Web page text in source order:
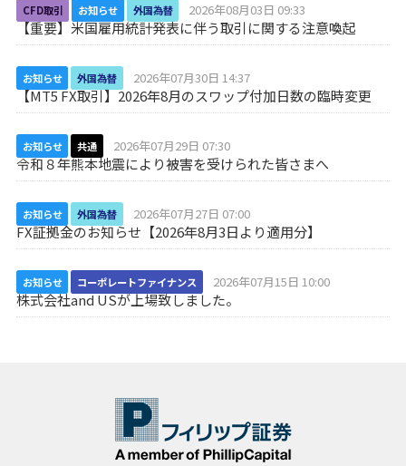
CFD取引 お知らせ 外国為替 2026年08月03日 09:33
【重要】米国雇用統計発表に伴う取引に関する注意喚起
お知らせ 外国為替 2026年07月30日 14:37
【MT5 FX取引】2026年8月のスワップ付加日数の臨時変更
お知らせ 共通 2026年07月29日 07:30
令和８年熊本地震により被害を受けられた皆さまへ
お知らせ 外国為替 2026年07月27日 07:00
FX証拠金のお知らせ【2026年8月3日より適用分】
お知らせ コーポレートファイナンス 2026年07月15日 10:00
株式会社and USが上場致しました。